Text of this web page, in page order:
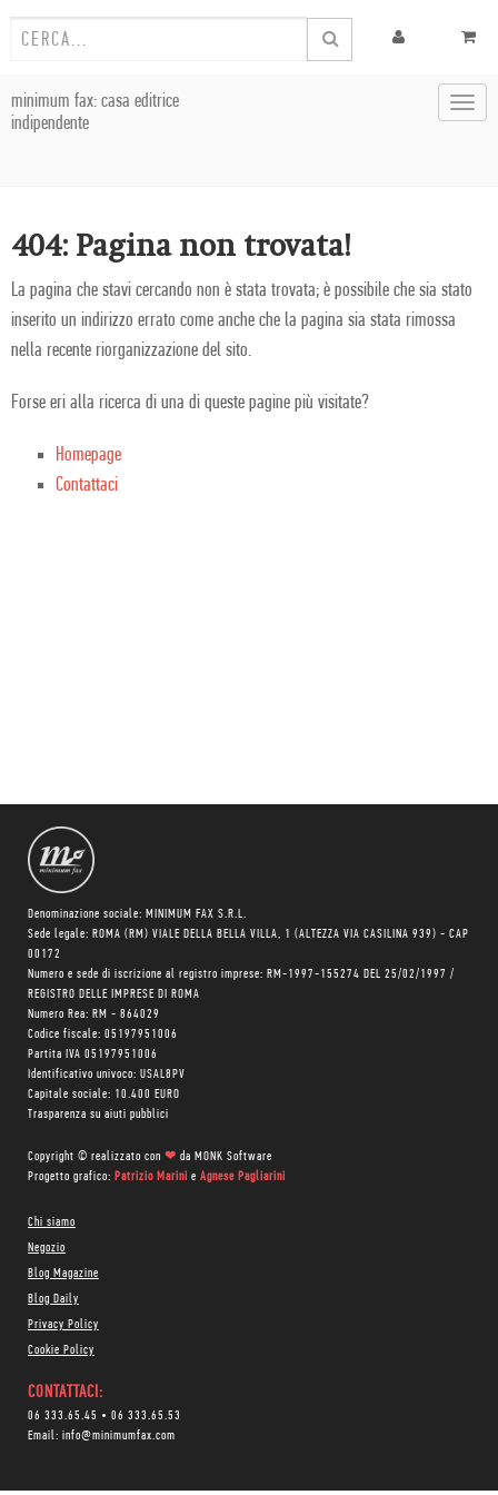
minimum fax: casa editrice
indipendente
404: Pagina non trovata!
La pagina che stavi cercando non è stata trovata; è possibile che sia stato
inserito un indirizzo errato come anche che la pagina sia stata rimossa
nella recente riorganizzazione del sito.
Forse eri alla ricerca di una di queste pagine più visitate?
Homepage
Contattaci
Denominazione sociale: MINIMUM FAX S.R.L.
Sede legale: ROMA (RM) VIALE DELLA BELLA VILLA, 1 (ALTEZZA VIA CASILINA 939) - CAP
00172
Numero e sede di iscrizione al registro imprese: RM-1997-155274 DEL 25/02/1997 /
REGISTRO DELLE IMPRESE DI ROMA
Numero Rea: RM - 864029
Codice fiscale: 05197951006
Partita IVA 05197951006
Identificativo univoco: USAL8PV
Capitale sociale: 10.400 EURO
Trasparenza su aiuti pubblici
Copyright © realizzato con ❤ da MONK Software
Progetto grafico: Patrizio Marini e Agnese Pagliarini
Chi siamo
Negozio
Blog Magazine
Blog Daily
Privacy Policy
Cookie Policy
CONTATTACI:
06 333.65.45 • 06 333.65.53
Email: info@minimumfax.com